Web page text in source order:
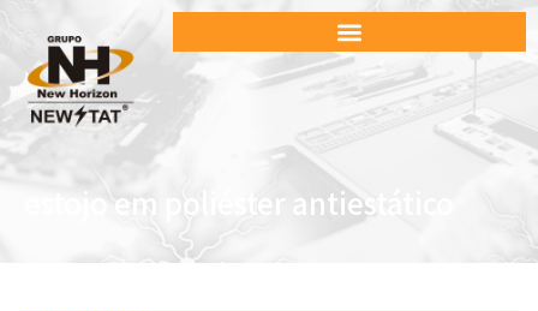
estojo em poliéster antiestático